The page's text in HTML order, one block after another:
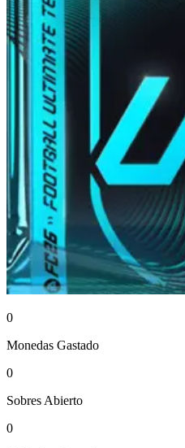
0
Monedas Gastado
0
Sobres Abierto
0